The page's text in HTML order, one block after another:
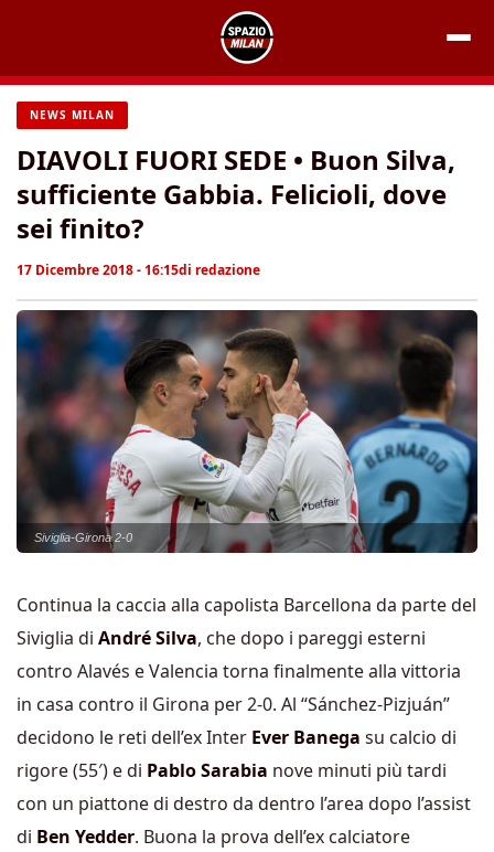
contenuto
NEWS MILAN
DIAVOLI FUORI SEDE • Buon Silva,
sufficiente Gabbia. Felicioli, dove
sei finito?
17 Dicembre 2018 - 16:15di redazione
Siviglia-Girona 2-0
Continua la caccia alla capolista Barcellona da parte del
Siviglia di André Silva, che dopo i pareggi esterni
contro Alavés e Valencia torna finalmente alla vittoria
in casa contro il Girona per 2-0. Al “Sánchez-Pizjuán”
decidono le reti dell’ex Inter Ever Banega su calcio di
rigore (55′) e di Pablo Sarabia nove minuti più tardi
con un piattone di destro da dentro l’area dopo l’assist
di Ben Yedder. Buona la prova dell’ex calciatore